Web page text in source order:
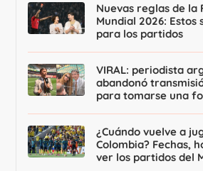
Nuevas reglas de la
Mundial 2026: Estos
para los partidos
VIRAL: periodista
abandonó
para tomarse una
¿Cuándo vuelve a
Colombia? Fechas,
ver los partidos del